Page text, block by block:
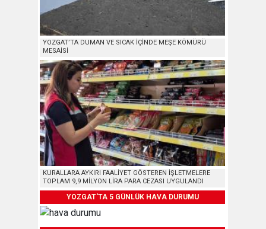
YOZGAT’TA DUMAN VE SICAK İÇİNDE MEŞE KÖMÜRÜ
MESAİSİ
KURALLARA AYKIRI FAALİYET GÖSTEREN İŞLETMELERE
TOPLAM 9,9 MİLYON LİRA PARA CEZASI UYGULANDI
YOZGAT'TA 5 GÜNLÜK HAVA DURUMU